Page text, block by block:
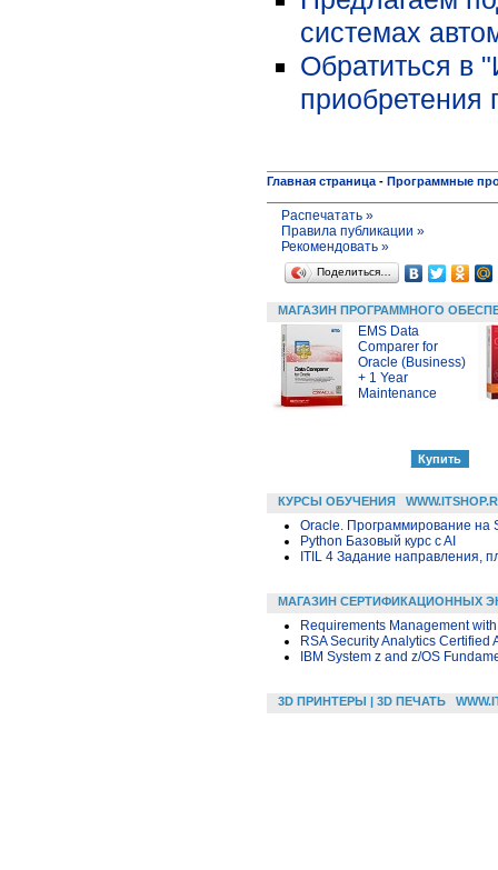
системах
Обратиться в
приобретения
Главная страница - Программные
Распечатать »
Правила публикации »
Рекомендовать »
Поделиться…
МАГАЗИН ПРОГРАММНОГО
EMS Data
Comparer for
Oracle (Business)
+ 1 Year
Maintenance
КУРСЫ ОБУЧЕНИЯ
Oracle. Программирование на
Python Базовый курс c AI
ITIL 4 Задание направления,
МАГАЗИН СЕРТИФИКАЦИОННЫХ
Requirements Management
RSA Security Analytics Certified
IBM System z and z/OS
3D ПРИНТЕРЫ | 3D ПЕЧАТЬ